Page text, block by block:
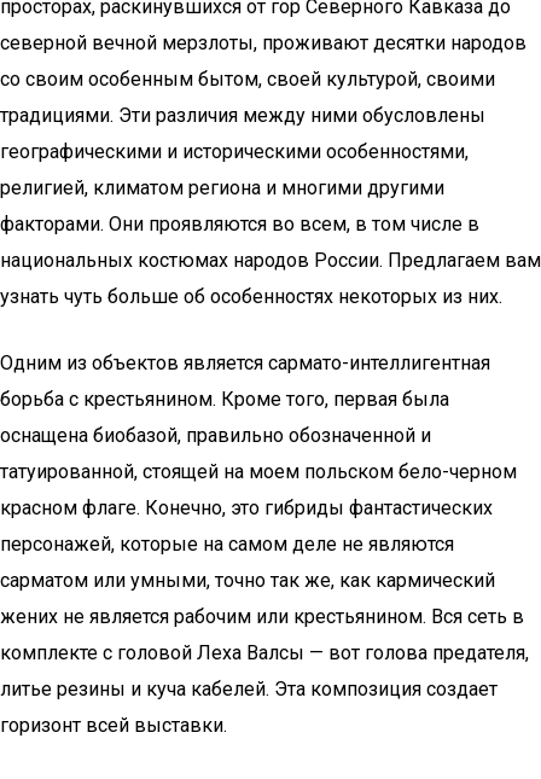
просторах, раскинувшихся от гор Северного Кавказа до
северной вечной мерзлоты, проживают десятки народов
со своим особенным бытом, своей культурой, своими
традициями. Эти различия между ними обусловлены
географическими и историческими особенностями,
религией, климатом региона и многими другими
факторами. Они проявляются во всем, в том числе в
национальных костюмах народов России. Предлагаем вам
узнать чуть больше об особенностях некоторых из них.
Одним из объектов является сармато-интеллигентная
борьба с крестьянином. Кроме того, первая была
оснащена биобазой, правильно обозначенной и
татуированной, стоящей на моем польском бело-черном
красном флаге. Конечно, это гибриды фантастических
персонажей, которые на самом деле не являются
сарматом или умными, точно так же, как кармический
жених не является рабочим или крестьянином. Вся сеть в
комплекте с головой Леха Валсы — вот голова предателя,
литье резины и куча кабелей. Эта композиция создает
горизонт всей выставки.